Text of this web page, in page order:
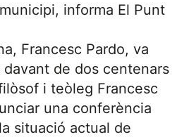
informa El Punt
Francesc Pardo, va
davant de dos centenars
i teòleg Francesc
una conferència
situació actual de